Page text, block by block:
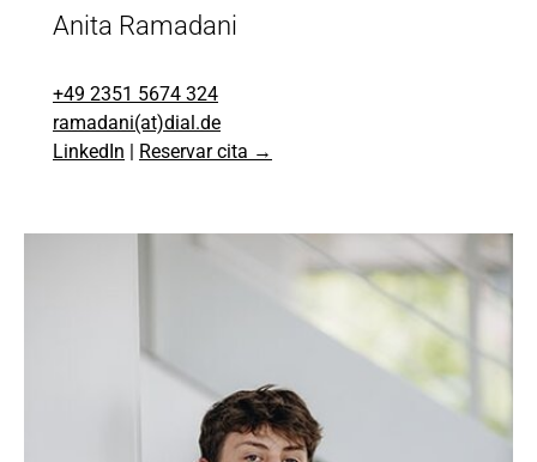
Anita Ramadani
+49 2351 5674 324
ramadani(at)dial.de
LinkedIn | Reservar cita →